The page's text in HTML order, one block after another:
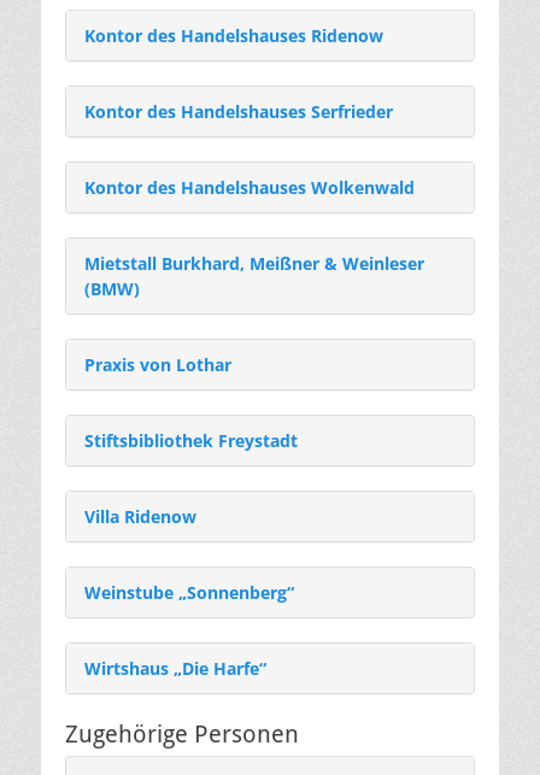
Kontor des Handelshauses Ridenow
Kontor des Handelshauses Serfrieder
Kontor des Handelshauses Wolkenwald
Mietstall Burkhard, Meißner & Weinleser
(BMW)
Praxis von Lothar
Stiftsbibliothek Freystadt
Villa Ridenow
Weinstube „Sonnenberg“
Wirtshaus „Die Harfe“
Zugehörige Personen